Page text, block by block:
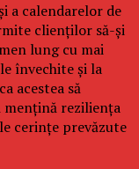
a calendarelor de
clienților să-și
lung cu mai
învechite și la
acestea să
mențină reziliența
cerințe prevăzute